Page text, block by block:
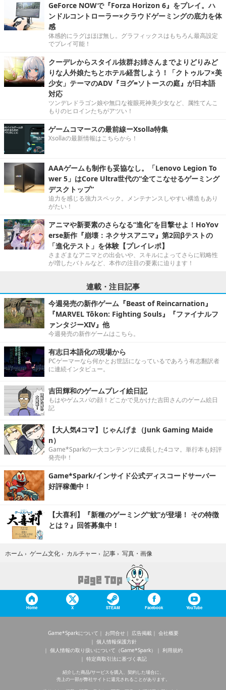
GeForce NOWで『Forza Horizon 6』をプレイ。ハ
ンドルコントローラー×クラウドゲーミングの底力を体
感
体感的にラグはほぼ無し。グラフィックスはもちろん最高設定
でプレイ可能！
クーデレからスタイル抜群お姉さんまでよりどりみど
りな人外娘たちとホテル経営しよう！「クトゥルフ×美
少女」テーマのADV『ヨグ=ソトースの庭』が日本語
対応
ツンデレドラゴン娘や無口な複眼死神美少女など、属性てんこ
もりのヒロインたちがアツい！
ゲームコマースの最前線ーXsolla特集
Xsollaの最新情報はこちらから！
AAAゲームも制作も妥協なし。「Lenovo Legion To
wer 5」はCore Ultra世代の“全てこなせるゲーミング
デスクトップ”
迫力を感じる強力スペック。メンテナンスしやすい構造もあり
がたい！
アニマや新要素のさらなる“進化”を目撃せよ！HoYov
erse新作『崩壊：ネクサスアニマ』第2回βテストの
「進化テスト」を体験【プレイレポ】
さまざまなアニマとの出会いや、スキルによってさらに戦略性
が増したバトルなど、本作の注目の要素に迫ります！
連載・注目記事
今週発売の新作ゲーム『Beast of Reincarnation』
『MARVEL Tōkon: Fighting Souls』『ファイナルフ
ァンタジーXIV』他
今週発売の新作ゲームはこちら。
有志日本語化の現場から
PCゲーマーなら何かとお世話になっているであろう有志翻訳者
に連続インタビュー。
吉田輝和のゲームプレイ絵日記
もはやゲムスパの顔！どこかで見かけた吉田さんのゲーム絵日
記
【大人気4コマ】じゃんげま（Junk Gaming Maide
n）
Game*Sparkの一大コンテンツに成長した4コマ。単行本も好評
発売中！
Game*Spark/インサイド公式ディスコードサーバー
好評稼働中！
【大喜利】『新種のゲーミング“蚊”が登場！ その特徴
とは？』回答募集中！
ホーム › ゲーム文化 › カルチャー › 記事 › 写真・画像
Home X STEAM Facebook YouTube
Game*Sparkについて お問合せ 広告掲載
会社概要
個人情報保護方針
個人情報の取り扱いについて（Game*Spark）
利用規約
特定商取引法に基づく表記
紹介した商品/サービスを購入、契約した場合に、
売上の一部が弊社サイトに還元されることがあります。